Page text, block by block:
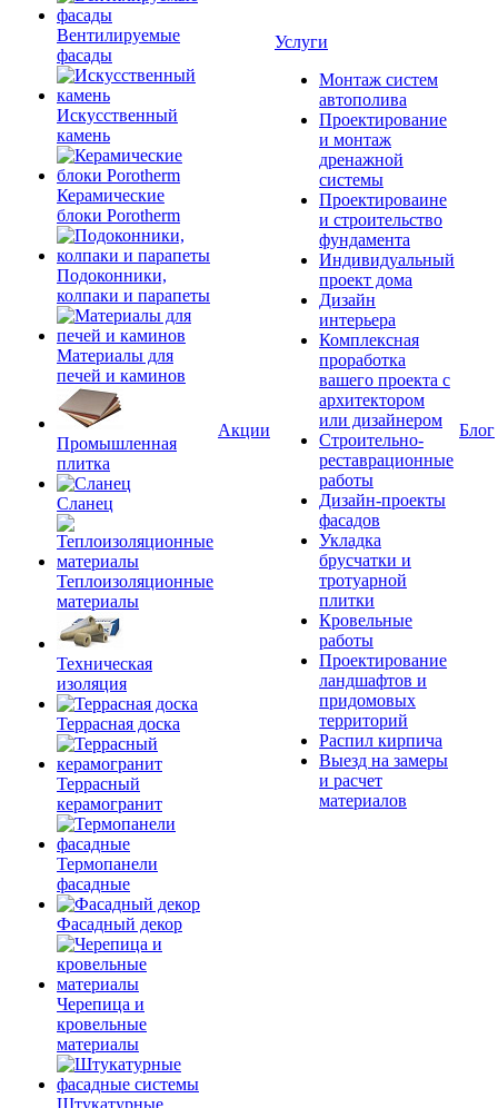
Вентилируемые
фасады
Искусственный
камень
Керамические
блоки Porotherm
Подоконники,
колпаки и парапеты
Материалы для
печей и каминов
Промышленная
плитка
Сланец
Теплоизоляционные
материалы
Техническая
изоляция
Террасная доска
Террасный
керамогранит
Термопанели
фасадные
Фасадный декор
Черепица и
кровельные
материалы
Штукатурные
Акции
Услуги
Монтаж систем
автополива
Проектирование
и монтаж
дренажной
системы
Проектироваине
и строительство
фундамента
Индивидуальный
проект дома
Дизайн
интерьера
Комплексная
проработка
вашего проекта с
архитектором
или дизайнером
Строительно-
реставрационные
работы
Дизайн-проекты
фасадов
Укладка
брусчатки и
тротуарной
плитки
Кровельные
работы
Проектирование
ландшафтов и
придомовых
территорий
Распил кирпича
Выезд на замеры
и расчет
материалов
Блог